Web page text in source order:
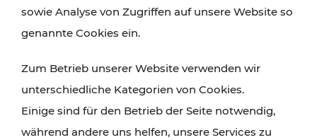
Wien, Niederösterreich und das Burgenland
Wanderungen, Kultur und Gastronomie,
Radtouren oder purer Naturgenuss – viele
Attraktionen sind mit den Ticket- und Fahrplan-
Angeboten des VOR gut und schnell erreichbar.
sowie Analyse von Zugriffen auf unsere Website so
genannte Cookies ein.
Zum Betrieb unserer Website verwenden wir
unterschiedliche Kategorien von Cookies.
Einige sind für den Betrieb der Seite notwendig,
während andere uns helfen, unsere Services zu